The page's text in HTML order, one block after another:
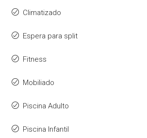
Climatizado
Espera para split
Fitness
Mobiliado
Piscina Adulto
Piscina Infantil